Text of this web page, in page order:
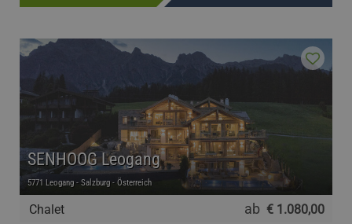
Chalet
SENHOOG Leogang
5771 Leogang - Salzburg - Österreich
ab € 1.080,00